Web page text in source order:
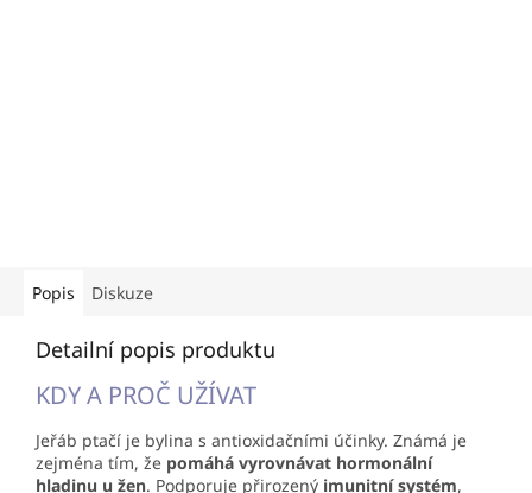
Popis Diskuze
Detailní popis produktu
KDY A PROČ UŽÍVAT
Jeřáb ptačí je bylina s antioxidačními účinky. Známá je
zejména tím, že pomáhá vyrovnávat hormonální
hladinu u žen. Podporuje přirozený imunitní systém,